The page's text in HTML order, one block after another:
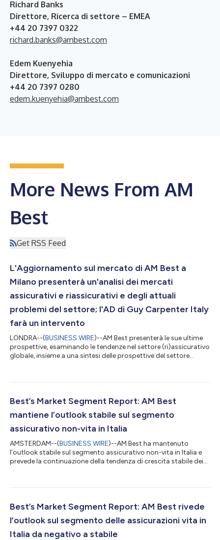
Richard Banks
Direttore, Ricerca di settore – EMEA
+44 20 7397 0322
richard.banks@ambest.com
Edem Kuenyehia
Direttore, Sviluppo di mercato e comunicazioni
+44 20 7397 0280
edem.kuenyehia@ambest.com
More News From AM
Best
Get RSS Feed
L'Aggiornamento sul mercato di AM Best a
Milano presenterà un'analisi dei mercati
assicurativi e riassicurativi e degli attuali
problemi del settore; l'AD di Guy Carpenter Italy
farà un intervento
LONDRA--(BUSINESS WIRE)--AM Best presenterà le sue ultime
prospettive, esaminando le tendenze nel settore (ri)assicurativo
globale, insieme a una sintesi delle prospettive del settore
di Guy Carpenter Italy, terrà una presentazione in qualità di
l'aggiornamento sul mercato è programmato dalle 9:30 alle
Best’s Market Segment Report: AM Best
mantiene l’outlook stabile sul segmento
assicurativo non-vita in Italia
AMSTERDAM--(BUSINESS WIRE)--AM Best ha mantenuto
l’outlook stabile sul segmento assicurativo non-vita in Italia e
prevede la continuazione della tendenza di crescita stabile dei
suo nuovo Best’s Market Segment Report, “Outlook sul mercato
l'ulteriore onere fiscale della Legge di bilancio 2026 non inciderà
Best’s Market Segment Report: AM Best rivede
l’outlook sul segmento delle assicurazioni vita in
Italia da negativo a stabile